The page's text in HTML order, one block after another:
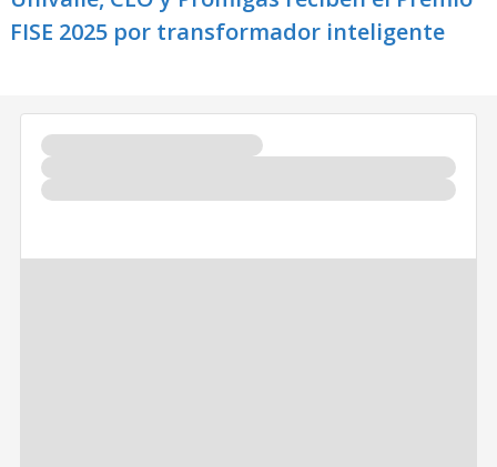
FISE 2025 por transformador inteligente